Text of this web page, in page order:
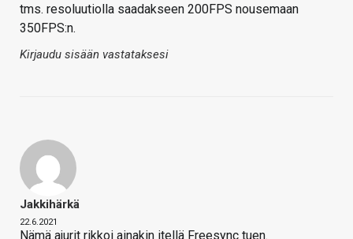
tms. resoluutiolla saadakseen 200FPS nousemaan
350FPS:n.
Kirjaudu sisään vastataksesi
Jakkihärkä
22.6.2021
Nämä ajurit rikkoi ainakin itellä Freesync tuen.